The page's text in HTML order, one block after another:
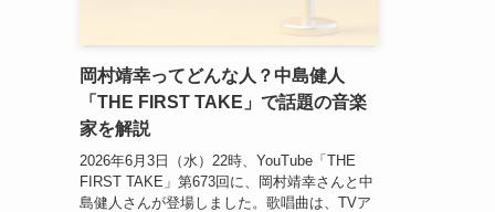
岡村靖幸ってどんな人？中島健人
「THE FIRST TAKE」で話題の音楽
家を解説
2026年6月3日（水）22時、YouTube「THE
FIRST TAKE」第673回に、岡村靖幸さんと中
島健人さんが登場しました。歌唱曲は、TVア